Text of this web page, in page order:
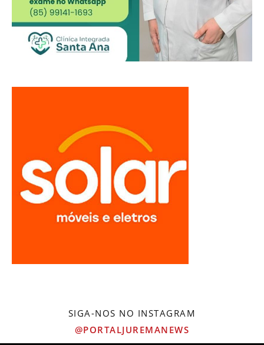
SIGA-NOS NO INSTAGRAM
@PORTALJUREMANEWS